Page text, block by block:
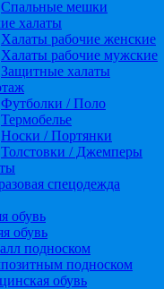
Спальные мешки
халаты
Халаты рабочие женские
Халаты рабочие мужские
Защитные халаты
Футболки / Поло
Термобелье
Носки / Портянки
Толстовки / Джемперы
спецодежда
обувь
обувь
подноском
подноском
обувь